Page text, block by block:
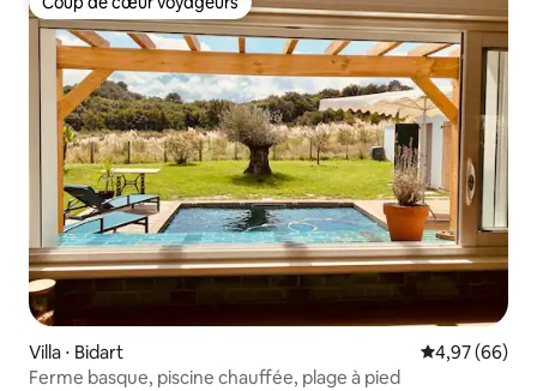
Coup de cœur voyageurs
Villa ⋅ Bidart Évaluation
4,97 (66)
Ferme basque, piscine chauffée, plage à pied